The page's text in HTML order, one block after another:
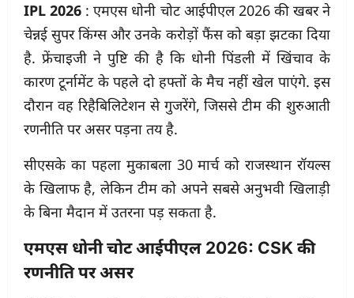
IPL 2026 : एमएस धोनी चोट आईपीएल 2026 की खबर ने
चेन्नई सुपर किंग्स और उनके करोड़ों फैंस को बड़ा झटका दिया
है. फ्रेंचाइजी ने पुष्टि की है कि धोनी पिंडली में खिंचाव के
कारण टूर्नामेंट के पहले दो हफ्तों के मैच नहीं खेल पाएंगे. इस
दौरान वह रिहैबिलिटेशन से गुजरेंगे, जिससे टीम की शुरुआती
रणनीति पर असर पड़ना तय है.
सीएसके का पहला मुकाबला 30 मार्च को राजस्थान रॉयल्स
के खिलाफ है, लेकिन टीम को अपने सबसे अनुभवी खिलाड़ी
के बिना मैदान में उतरना पड़ सकता है.
एमएस धोनी चोट आईपीएल 2026: CSK की
रणनीति पर असर